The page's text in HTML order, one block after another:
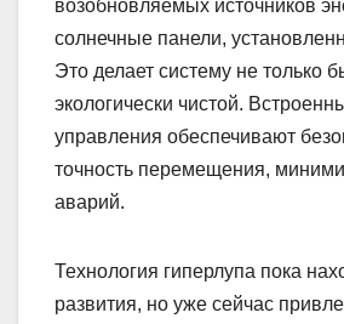
возобновляемых источников
солнечные панели,
Это делает систему не только
экологически чистой.
управления обеспечивают
точность перемещения,
аварий.
Технология гиперлупа пока
развития, но уже сейчас